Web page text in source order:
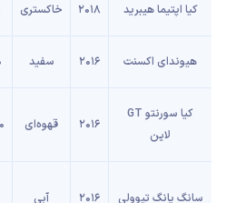
کیا اپتیما هیبرید 2018 خاکستری
هیوندای اکسنت 2016 سفید
لاین
2016 قهوه‌ای
سانگ یانگ تیوولی 2016 آبی